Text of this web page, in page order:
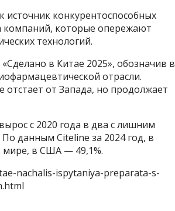
источник конкурентоспособных
компаний, которые опережают
технологий.
в Китае 2025», обозначив в
отрасли.
отстает от Запада, но продолжает
с 2020 года в два с лишним
данным Citeline за 2024 год, в
мире, в США — 49,1%.
nachalis-ispytaniya-preparata-s-